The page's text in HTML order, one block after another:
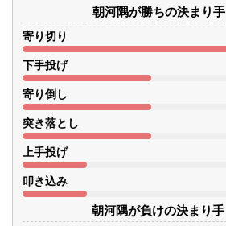
朝河隅が勝ちの決まり手
寄り切り
下手投げ
寄り倒し
突き落とし
上手投げ
叩き込み
朝河隅が負けの決まり手